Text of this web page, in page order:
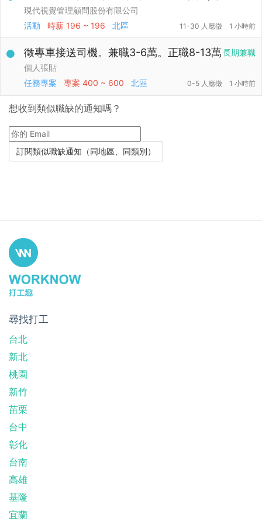
現代視覺管理顧問股份有限公司
活動
時薪 196 ~ 196 北區 11-30 人應徵 1 小時前
長期兼職
徵專車接送司機。兼職3-6萬。正職8-13萬
個人張貼
任務專案
專案 400 ~ 600 北區 0-5 人應徵 1 小時前
想收到類似職缺的通知嗎？
尋找打工
台北
新北
桃園
新竹
苗栗
台中
彰化
台南
高雄
基隆
宜蘭